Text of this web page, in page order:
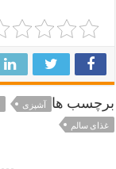
برچسب ها آشپزی
غذای سالم